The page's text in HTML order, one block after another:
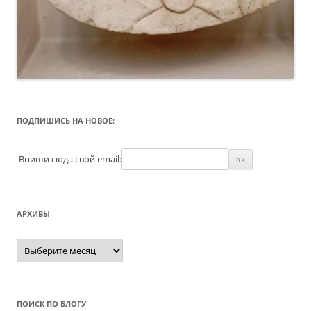
ПОДПИШИСЬ НА НОВОЕ:
Впиши сюда свой email:
АРХИВЫ
Архивы
ПОИСК ПО БЛОГУ